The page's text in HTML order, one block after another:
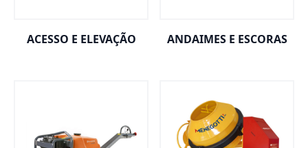
ACESSO E ELEVAÇÃO ANDAIMES E ESCORAS